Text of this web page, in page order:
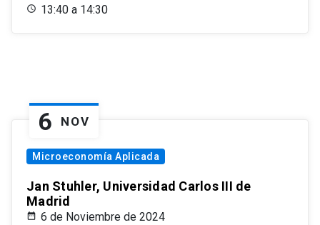
13:40 a 14:30
6 NOV
Microeconomía Aplicada
Jan Stuhler, Universidad Carlos III de
Madrid
6 de Noviembre de 2024